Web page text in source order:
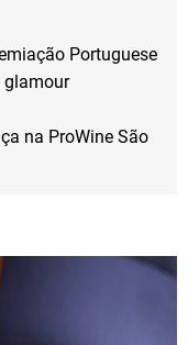
Portuguese
glamour
na ProWine São